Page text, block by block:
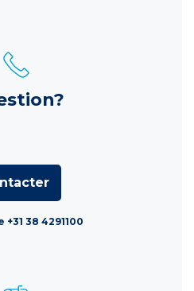
38 4291100